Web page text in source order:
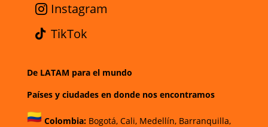
Instagram
TikTok
De LATAM para el mundo
Países y ciudades en donde nos encontramos
Colombia: Bogotá,Cali, Medellín, Barranquilla,